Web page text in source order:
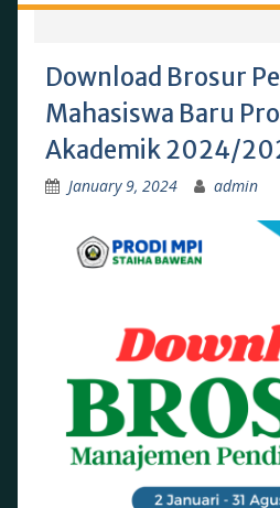
Download Brosur
Mahasiswa Baru
Akademik 2024/
January 9, 2024 admin